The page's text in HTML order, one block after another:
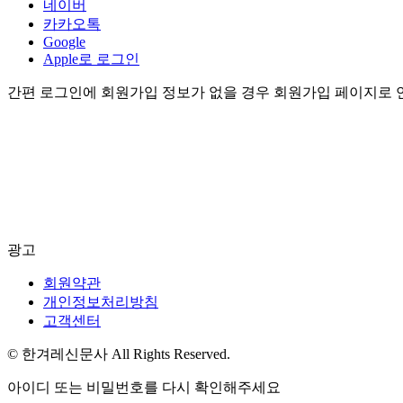
네이버
카카오톡
Google
Apple로 로그인
간편 로그인에 회원가입 정보가 없을 경우 회원가입 페이지로
광고
회원약관
개인정보처리방침
고객센터
© 한겨레신문사 All Rights Reserved.
아이디 또는 비밀번호를 다시 확인해주세요